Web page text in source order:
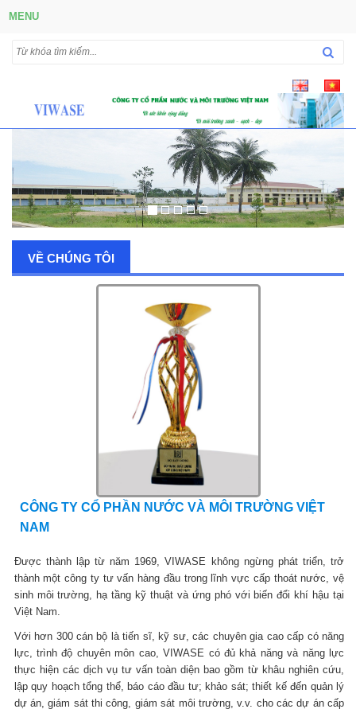
MENU
VỀ CHÚNG TÔI
CÔNG TY CỔ PHẦN NƯỚC VÀ MÔI TRƯỜNG VIỆT
NAM
Được thành lập từ năm 1969, VIWASE không ngừng phát triển, trở
thành một công ty tư vấn hàng đầu trong lĩnh vực cấp thoát nước, vệ
sinh môi trường, hạ tầng kỹ thuật và ứng phó với biến đổi khí hậu tại
Việt Nam.
Với hơn 300 cán bộ là tiến sĩ, kỹ sư, các chuyên gia cao cấp có năng
lực, trình độ chuyên môn cao, VIWASE có đủ khả năng và năng lực
thực hiện các dịch vụ tư vấn toàn diện bao gồm từ khâu nghiên cứu,
lập quy hoạch tổng thể, báo cáo đầu tư; khảo sát; thiết kế đến quản lý
dự án, giám sát thi công, giám sát môi trường, v.v. cho các dự án cấp